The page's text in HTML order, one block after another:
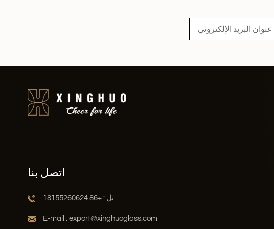
اتصل بنا
تل : +86 18155260624
E-mail : export@xinghuoglass.com